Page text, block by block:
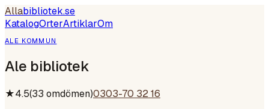
Allabibliotek.se
KatalogOrterArtiklarOm
ALE KOMMUN
Ale bibliotek
★4.5(33 omdömen)0303-70 32 16